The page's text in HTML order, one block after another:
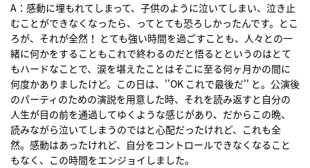
A：感動に埋もれてしまって、子供のように泣いてしまい、泣き止
むことができなくなったら、ってとても恐ろしかったんです。とこ
ろが、それが全然！ とても強い時間を過ごすことも、人々との一
緒に何かをすることもこれで終わるのだと悟るとというのはとて
もハードなことで、涙を堪えたことはそこに至る何ヶ月かの間に
何度かありましたけど。この日は、''OK これで最後だ'' と。公演後
のパーティのための演説を用意した時、それを読み返すと自分の
人生が目の前を通過してゆくような感じがあり、だからこの晩、
読みながら泣いてしまうのではと心配だったけれど、これも全
然。感動はあったけれど、自分をコントロールできなくなること
もなく、この時間をエンジョイしました。